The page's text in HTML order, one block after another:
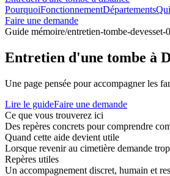
PourquoiFonctionnementDépartements
Faire une demande
Guide mémoire/entretien-tombe-devesset-
Entretien d'une tombe à
Une page pensée pour accompagner les
Lire le guideFaire une demande
Ce que vous trouverez ici
Des repères concrets pour comprendre
Quand cette aide devient utile
Lorsque revenir au cimetière demande
Repères utiles
Un accompagnement discret, humain et